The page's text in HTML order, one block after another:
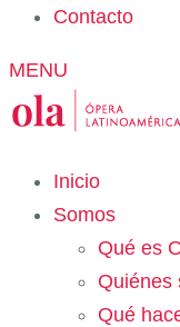
Contacto
MENU
Inicio
Somos
Qué es
Quiénes
Qué